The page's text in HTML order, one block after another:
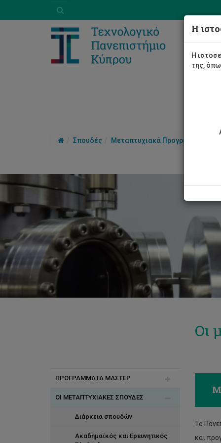
Σπουδές Μεταπτυχιακά Προγράμματα
ΠΡΟΓΡΑΜΜΑΤΑ ΜΑΣΤΕΡ
MSc Επιστήμη και Μηχανική
ΟΙ ΜΕΤΑΠΤΥΧΙΑΚΕΣ ΣΠΟΥΔΕΣ
Διάρκεια σπουδών
Ακαδημαϊκός και Ερευνητικός
Οι
Το
και
Η
Η
της,